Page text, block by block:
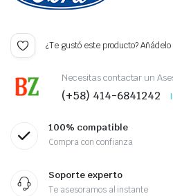
¿Te gustó este producto?
Necesitas contactar un
(+58) 414-6841242
100% compatible
Compra con confianza
Soporte experto
Te asesoramos al instante